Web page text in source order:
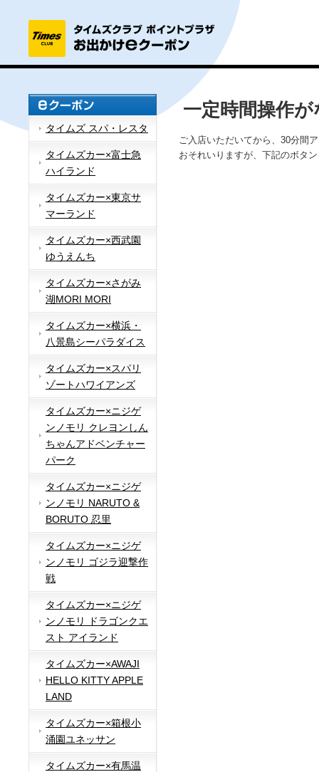
タイムズ スパ・レスタ
タイムズカー×富士急
ハイランド
タイムズカー×東京サ
マーランド
タイムズカー×西武園
ゆうえんち
タイムズカー×さがみ
湖MORI MORI
タイムズカー×横浜・
八景島シーパラダイス
タイムズカー×スパリ
ゾートハワイアンズ
タイムズカー×ニジゲ
ンノモリ クレヨンしん
ちゃんアドベンチャー
パーク
タイムズカー×ニジゲ
ンノモリ NARUTO &
BORUTO 忍里
タイムズカー×ニジゲ
ンノモリ ゴジラ迎撃作
戦
タイムズカー×ニジゲ
ンノモリ ドラゴンクエ
スト アイランド
タイムズカー×AWAJI
HELLO KITTY APPLE
LAND
タイムズカー×箱根小
涌園ユネッサン
タイムズカー×有馬温
一定時間操作
ご入店いただいてから、30分間
おそれいりますが、下記のボタ